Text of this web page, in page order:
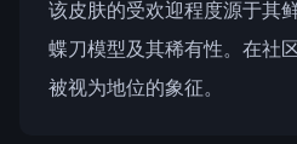
该皮肤的受欢迎程度源于其
蝶刀模型及其稀有性。在社
被视为地位的象征。